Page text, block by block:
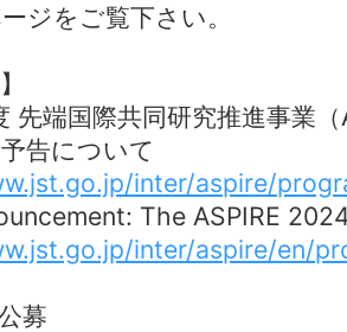
ジをご覧下さい。
端国際共同研究推進事業
告について
inter/aspire/
The ASPIRE
inter/aspire/en/
募